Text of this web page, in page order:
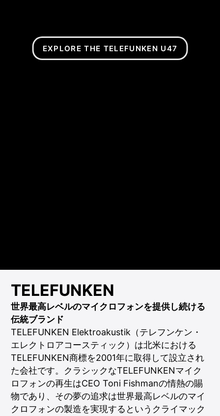
EXPLORE THE TELEFUNKEN U47
TELEFUNKEN
世界最高レベルのマイクロフォンを提供し続ける
伝統ブランド
TELEFUNKEN Elektroakustik（テレフンケン・
エレクトロアコースティック）は北米における
TELEFUNKEN商標を2001年に取得して設立され
た会社です。クラシックなTELEFUNKENマイク
ロフォンの再生はCEO Toni Fishmanの情熱の賜
物であり、その夢の追求は世界最高レベルのマイ
クロフォンの製造を実現するというクライマック